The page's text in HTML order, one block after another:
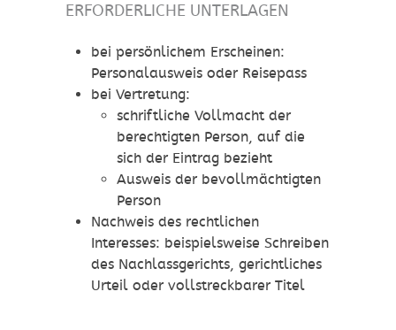
ERFORDERLICHE UNTERLAGEN
bei persönlichem Erscheinen:
Personalausweis oder Reisepass
bei Vertretung:
schriftliche Vollmacht der
berechtigten Person, auf die
sich der Eintrag bezieht
Ausweis der bevollmächtigten
Person
Nachweis des rechtlichen
Interesses: beispielsweise Schreiben
des Nachlassgerichts, gerichtliches
Urteil oder vollstreckbarer Titel